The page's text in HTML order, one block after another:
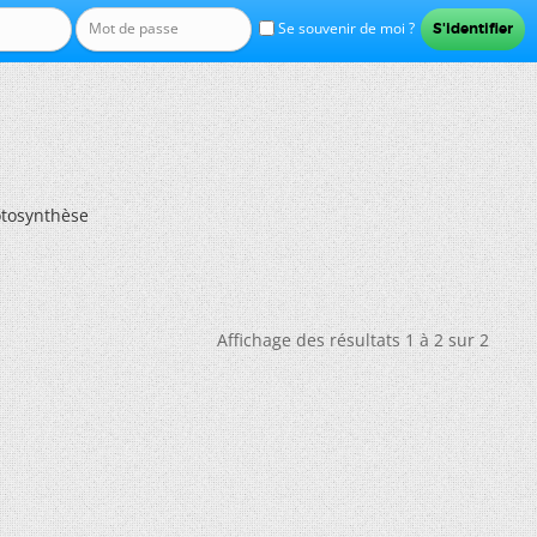
Se souvenir de moi ?
Affichage des résultats 1 à 2 sur 2